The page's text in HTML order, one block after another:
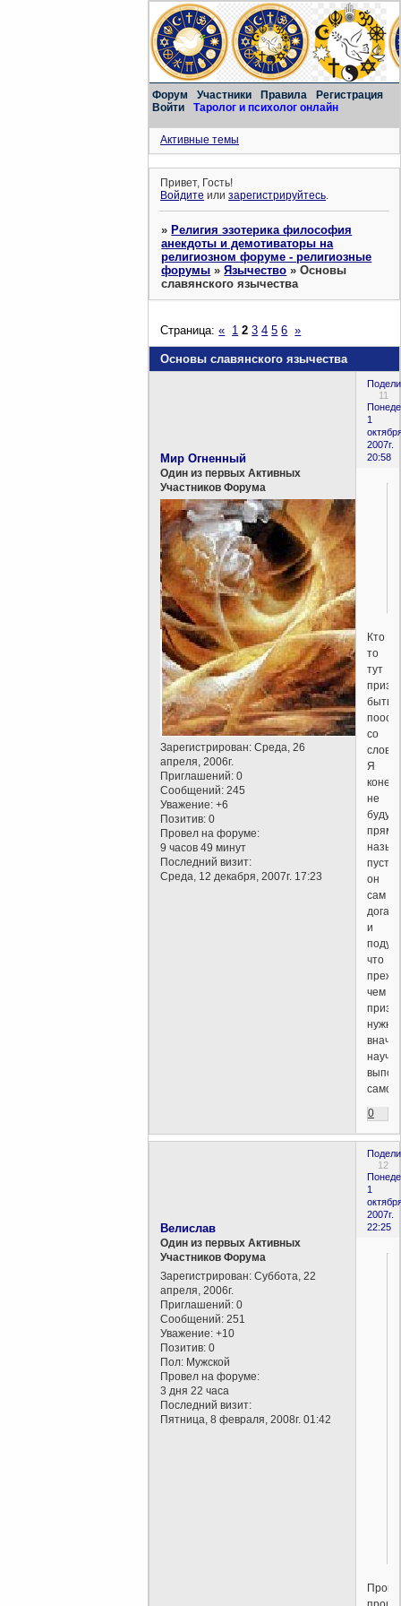
Форум Участники Правила
Регистрация
Войти
Таролог и психолог онлайн
Активные темы
Привет, Гость!
Войдите илизарегистрируйтесь.
»Религия эзотерика философия
анекдоты и демотиваторы на
религиозном форуме - религиозные
форумы »Язычество »Основы
славянского язычества
Основы славянского язычества
Страница:« 1 2 3 4 5 6 »
11
1
2007г.
20:58
Мир Огненный
Один из первых Активных
Участников Форума
Зарегистрирован: Среда, 26
апреля, 2006г.
Приглашений: 0
Сообщений: 245
Уважение: +6
Позитив: 0
Провел на форуме:
9 часов 49 минут
Последний визит:
Среда, 12 декабря, 2007г. 17:23
Кто
то
тут
быть
со
Я
не
буду
прямо
пусть
он
сам
и
что
чем
нужно
0
12
1
2007г.
22:25
Велислав
Один из первых Активных
Участников Форума
Зарегистрирован: Суббота, 22
апреля, 2006г.
Приглашений: 0
Сообщений: 251
Уважение: +10
Позитив: 0
Пол: Мужской
Провел на форуме:
3 дня 22 часа
Последний визит:
Пятница, 8 февраля, 2008г. 01:42
Прошу